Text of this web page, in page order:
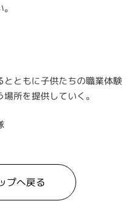
ともに子供たちの職業体験
所を提供していく。
プへ戻る